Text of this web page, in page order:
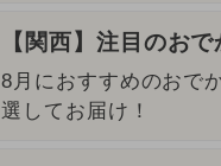
【関西】注目のお
8月におすすめのおで
選してお届け！